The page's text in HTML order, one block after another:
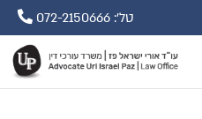
טל': 072-2150666